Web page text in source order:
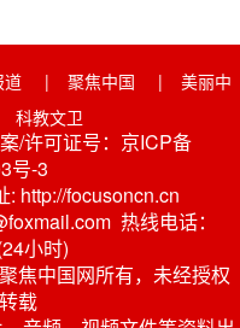
道 | 聚焦中国 |
美丽中
科教文卫
/许可证号：京ICP备
号-3
http://focusoncn.cn
热线电话：
小时)
焦中国网所有，未经授权
载